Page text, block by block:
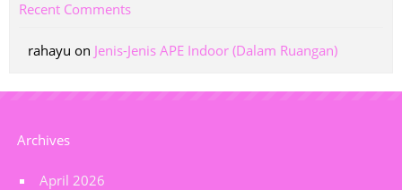
Recent Comments
rahayu on Jenis-Jenis APE Indoor (Dalam Ruangan)
Archives
April 2026